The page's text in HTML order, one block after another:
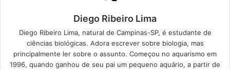
Diego Ribeiro Lima
Diego Ribeiro Lima, natural de Campinas-SP, é estudante de
ciências biológicas. Adora escrever sobre biologia, mas
principalmente ler sobre o assunto. Começou no aquarismo em
1996, quando ganhou de seu pai um pequeno aquário, a partir de